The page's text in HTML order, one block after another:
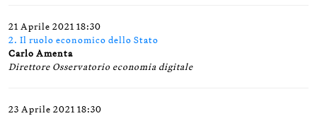
21 Aprile 2021 18:30
2. Il ruolo economico dello Stato
Carlo Amenta
Direttore Osservatorio economia digitale
23 Aprile 2021 18:30